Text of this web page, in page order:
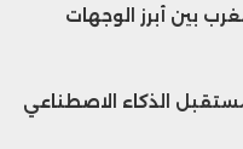
بين أبرز الوجهات
الذكاء الاصطناعي